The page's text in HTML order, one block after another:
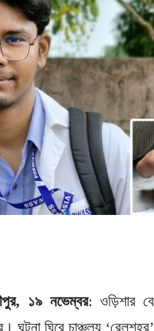
১৯ নভেম্বর: ওড়িশার
ঘটনা ঘিরে চাঞ্চল্য